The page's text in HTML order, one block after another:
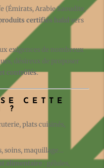
(Émirats, Arabie Saoudite,
certifiés halal vers
exigences de nombreux
désireux de proposer
contrôlés.
CETTE
?
plats cuisinés,
soins, maquillage…
alimentaire : gélules,